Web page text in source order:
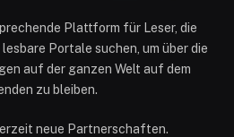
Plattform für Leser, die
Portale suchen, um über die
auf der ganzen Welt auf dem
zu bleiben.
neue Partnerschaften.